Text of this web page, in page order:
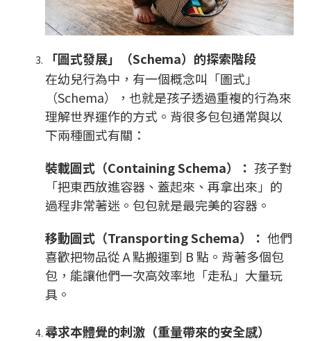
「圖式發展」（Schema）的探索階段
在幼兒行為中，有一個概念叫「圖式」
（Schema），也就是孩子透過重複的行為來
理解世界運作的方式。背很多包包通常與以
下兩種圖式有關：
裝載圖式（Containing Schema）： 孩子對
「把東西放進容器、蓋起來、再拿出來」的
過程非常著迷。包包就是最完美的容器。
移動圖式（Transporting Schema）： 他們
喜歡把物品從 A 點搬運到 B 點。背著多個包
包，能讓他們一次高效率地「走私」大量玩
具。
尋求本體覺的刺激（重量帶來的安全感）